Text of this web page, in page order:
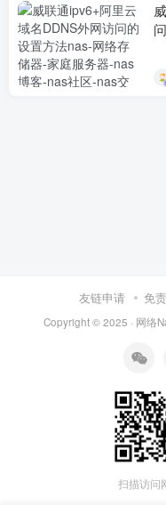
友链申请 免
Copyright © 2025 · 网络
扫描访问